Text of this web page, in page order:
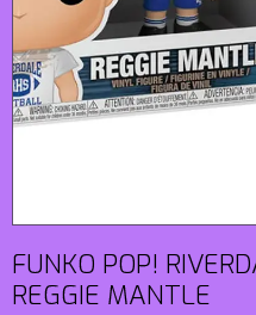
FUNKO POP!
REGGIE MANTLE